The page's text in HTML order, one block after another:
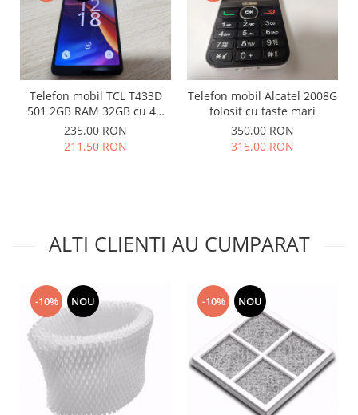
Alcatel
Apple
Asus
HTC
Huawei
Huawei
Nokia
Samsung
Vodafone
Xiaomi
Touchscreen
Telefon mobil TCL T433D
501 2GB RAM 32GB cu 4G
impecabil
235,00 RON
211,50 RON
Telefon mobil Alcatel 2008G
folosit cu taste mari
350,00 RON
315,00 RON
ALTI CLIENTI AU CUMPARAT
-10% NOU -10% NOU